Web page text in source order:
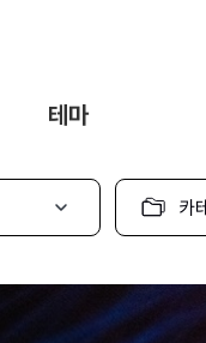
테마
카
고
선
택